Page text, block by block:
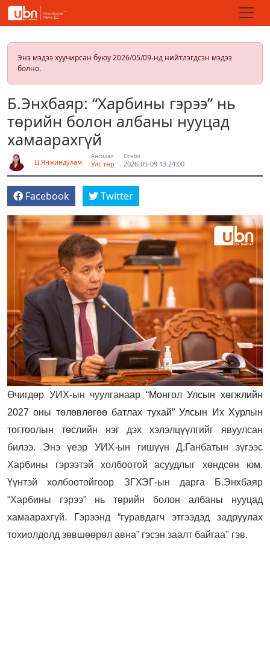
Энэ мэдээ хуучирсан буюу 2026/05/09-нд нийтлэгдсэн мэдээ
болно.
Б.Энхбаяр: “Харбины гэрээ” нь
төрийн болон албаны нууцад
хамаарахгүй
Ц.Янжиндулам
Ангилал
Улс төр
Огноо
2026-05-09 13:24:00
Facebook Twitter
Өчигдөр УИХ-ын чуулганаар “Монгол Улсын хөгжлийн
2027 оны төлөвлөгөө батлах тухай” Улсын Их Хурлын
тогтоолын төслийн нэг дэх хэлэлцүүлгийг явуулсан
билээ. Энэ үеэр УИХ-ын гишүүн Д.Ганбатын зүгээс
Харбины гэрээтэй холбоотой асуудлыг хөндсөн юм.
Үүнтэй холбоотойгоор ЗГХЭГ-ын дарга Б.Энхбаяр
“Харбины гэрээ” нь төрийн болон албаны нууцад
хамаарахгүй. Гэрээнд “гуравдагч этгээдэд задруулах
тохиолдолд зөвшөөрөл авна” гэсэн заалт байгаа" гэв.